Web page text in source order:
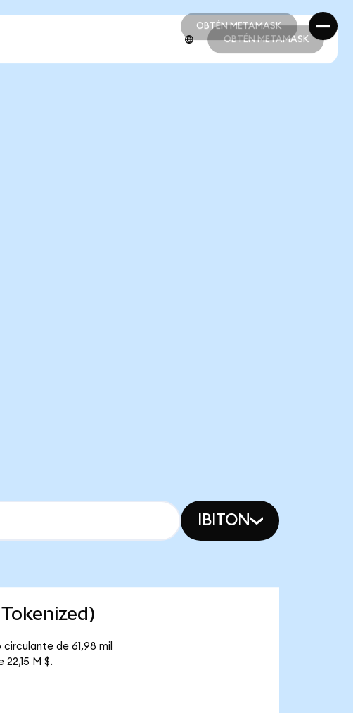
OBTÉN METAMASK
OBTÉN METAMASK
OBTÉN METAMASK
IBITON
de 61,98 mil
M $.